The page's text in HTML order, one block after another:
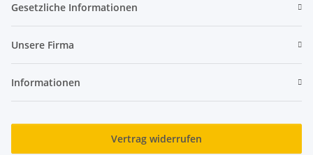
Gesetzliche Informationen
Unsere Firma
Informationen
Vertrag widerrufen